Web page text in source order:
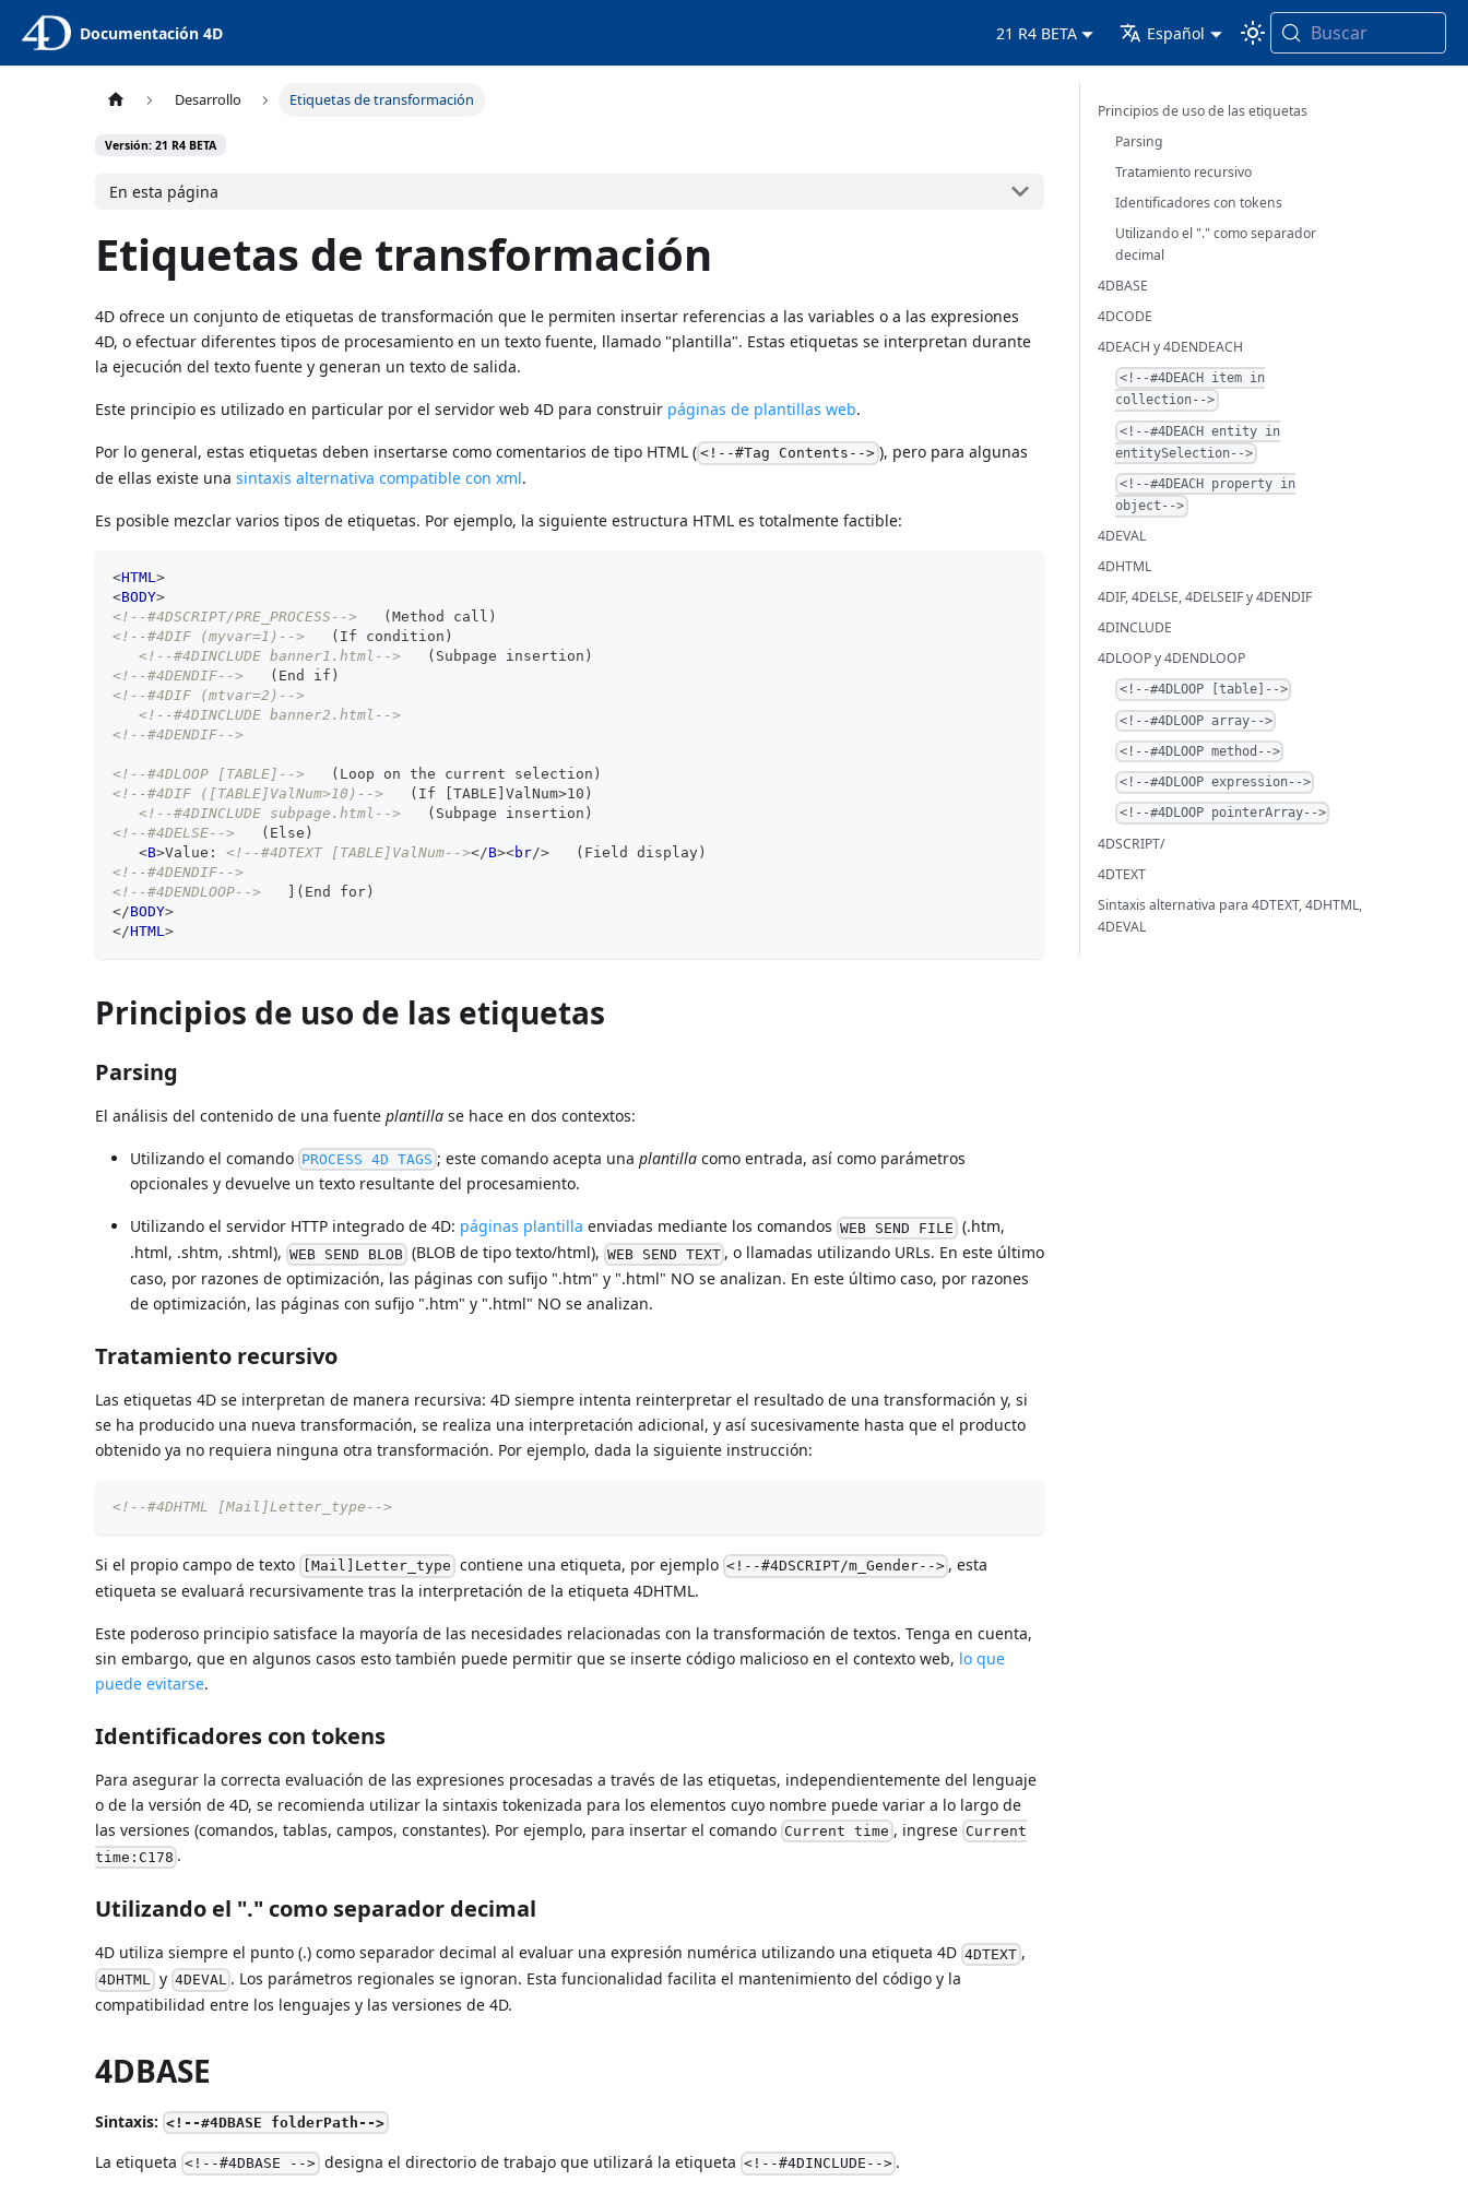
Documentación 4D 21 R4 BETA Español Buscar
Desarrollo Etiquetas de transformación
Versión: 21 R4 BETA
En esta página
Etiquetas de transformación
4D ofrece un conjunto de etiquetas de transformación que le permiten insertar referencias a las variables o a las expresiones
4D, o efectuar diferentes tipos de procesamiento en un texto fuente, llamado "plantilla". Estas etiquetas se interpretan durante
la ejecución del texto fuente y generan un texto de salida.
Este principio es utilizado en particular por el servidor web 4D para construir páginas de plantillas web.
Por lo general, estas etiquetas deben insertarse como comentarios de tipo HTML ( <!--#Tag Contents--> ), pero para algunas
de ellas existe unasintaxis alternativa compatible con xml.
Es posible mezclar varios tipos de etiquetas. Por ejemplo, la siguiente estructura HTML es totalmente factible:
<HTML>
<BODY>
<!--#4DSCRIPT/PRE_PROCESS-->
   (Method call)
<!--#4DIF (myvar=1)-->
   (If condition)
<!--#4DINCLUDE banner1.html-->
   (Subpage insertion)
<!--#4DENDIF-->
   (End if)
<!--#4DIF (mtvar=2)-->
<!--#4DINCLUDE banner2.html-->
<!--#4DENDIF-->
<!--#4DLOOP [TABLE]-->
   (Loop on the current selection)
<!--#4DIF ([TABLE]ValNum>10)-->
   (If [TABLE]ValNum>10)
<!--#4DINCLUDE subpage.html-->
   (Subpage insertion)
<!--#4DELSE-->
   (Else)
<B>Value: <!--#4DTEXT [TABLE]ValNum--></B><br/>
   (Field display)
<!--#4DENDIF-->
<!--#4DENDLOOP-->
   ](End for)
</BODY>
</HTML>
Principios de uso de las etiquetas
Parsing
El análisis del contenido de una fuenteplantilla se hace en dos contextos:
Utilizando el comando PROCESS 4D TAGS ; este comando acepta una plantillacomo entrada, así como parámetros
opcionales y devuelve un texto resultante del procesamiento.
Utilizando el servidor HTTP integrado de 4D: páginas plantilla enviadas mediante los comandos WEB SEND FILE (.htm,
.html, .shtm, .shtml), WEB SEND BLOB (BLOB de tipo texto/html), WEB SEND TEXT , o llamadas utilizando URLs. En este último
caso, por razones de optimización, las páginas con sufijo ".htm" y ".html" NO se analizan. En este último caso, por razones
de optimización, las páginas con sufijo ".htm" y ".html" NO se analizan.
Tratamiento recursivo
Las etiquetas 4D se interpretan de manera recursiva: 4D siempre intenta reinterpretar el resultado de una transformación y, si
se ha producido una nueva transformación, se realiza una interpretación adicional, y así sucesivamente hasta que el producto
obtenido ya no requiera ninguna otra transformación. Por ejemplo, dada la siguiente instrucción:
<!--#4DHTML [Mail]Letter_type-->
Si el propio campo de texto [Mail]Letter_type contiene una etiqueta, por ejemplo <!--#4DSCRIPT/m_Gender--> , esta
etiqueta se evaluará recursivamente tras la interpretación de la etiqueta 4DHTML.
Este poderoso principio satisface la mayoría de las necesidades relacionadas con la transformación de textos. Tenga en cuenta,
sin embargo, que en algunos casos esto también puede permitir que se inserte código malicioso en el contexto web, lo que
puede evitarse.
Identificadores con tokens
Para asegurar la correcta evaluación de las expresiones procesadas a través de las etiquetas, independientemente del lenguaje
o de la versión de 4D, se recomienda utilizar la sintaxis tokenizada para los elementos cuyo nombre puede variar a lo largo de
las versiones (comandos, tablas, campos, constantes). Por ejemplo, para insertar el comando Current time , ingrese Current
time:C178 .
Utilizando el "." como separador decimal
4D utiliza siempre el punto (.) como separador decimal al evaluar una expresión numérica utilizando una etiqueta 4D 4DTEXT ,
4DHTML y 4DEVAL . Los parámetros regionales se ignoran. Esta funcionalidad facilita el mantenimiento del código y la
compatibilidad entre los lenguajes y las versiones de 4D.
4DBASE
Sintaxis: <!--#4DBASE folderPath-->
La etiqueta <!--#4DBASE --> designa el directorio de trabajo que utilizará la etiqueta <!--#4DINCLUDE--> .
Principios de uso de las etiquetas
Parsing
Tratamiento recursivo
Identificadores con tokens
Utilizando el "." como separador
decimal
4DBASE
4DCODE
4DEACH y 4DENDEACH
<!--#4DEACH item in
collection-->
<!--#4DEACH entity in
entitySelection-->
<!--#4DEACH property in
object-->
4DEVAL
4DHTML
4DIF, 4DELSE, 4DELSEIF y 4DENDIF
4DINCLUDE
4DLOOP y 4DENDLOOP
<!--#4DLOOP [table]-->
<!--#4DLOOP array-->
<!--#4DLOOP method-->
<!--#4DLOOP expression-->
<!--#4DLOOP pointerArray-->
4DSCRIPT/
4DTEXT
Sintaxis alternativa para 4DTEXT, 4DHTML,
4DEVAL